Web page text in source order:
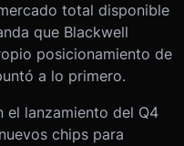
total disponible
que Blackwell
posicionamiento de
a lo primero.
el lanzamiento del Q4
chips para